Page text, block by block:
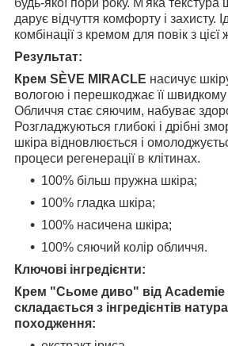
будь-якої пори року. М'яка
дарує відчуття комфорту і захисту.
комбінації з кремом для повік з цієї
Результат:
Крем SÈVE MIRACLE насичує
вологою і перешкоджає її
Обличчя стає сяючим, набуває
Розгладжуються глибокі і дрібні
шкіра відновлюється і
процеси регенерації в клітинах.
100% більш пружна шкіра;
100% гладка шкіра;
100% насичена шкіра;
100% сяючий колір обличчя.
Ключові інгредієнти:
Крем "Сьоме диво" від Academie
складається з інгредієнтів
походження: